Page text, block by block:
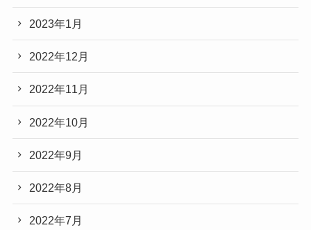
2023年1月
2022年12月
2022年11月
2022年10月
2022年9月
2022年8月
2022年7月